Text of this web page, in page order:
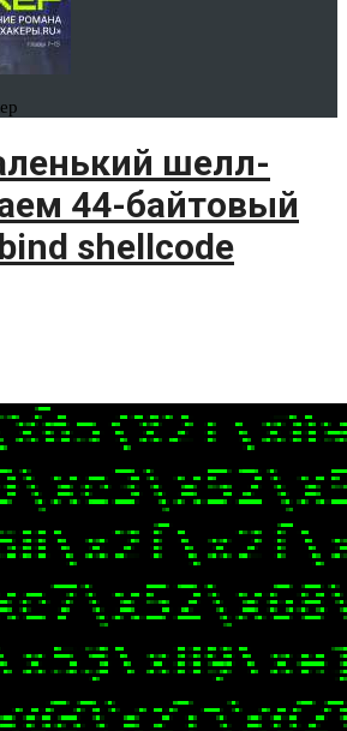
шелл-
44-байтовый
shellcode